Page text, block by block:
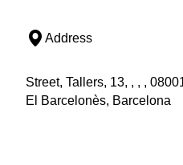
Address
Street, Tallers, 13, , , ,
El Barcelonès, Barcelona